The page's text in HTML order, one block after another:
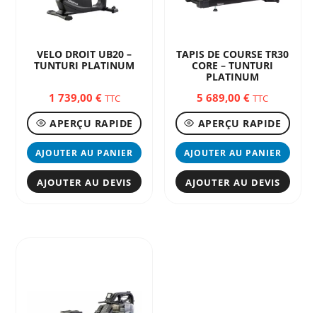
VELO DROIT UB20 –
TUNTURI PLATINUM
1 739,00 € TTC
APERÇU RAPIDE
AJOUTER AU PANIER
AJOUTER AU DEVIS
TAPIS DE COURSE TR30
CORE – TUNTURI
PLATINUM
5 689,00€ TTC
APERÇU RAPIDE
AJOUTER AU PANIER
AJOUTER AU DEVIS